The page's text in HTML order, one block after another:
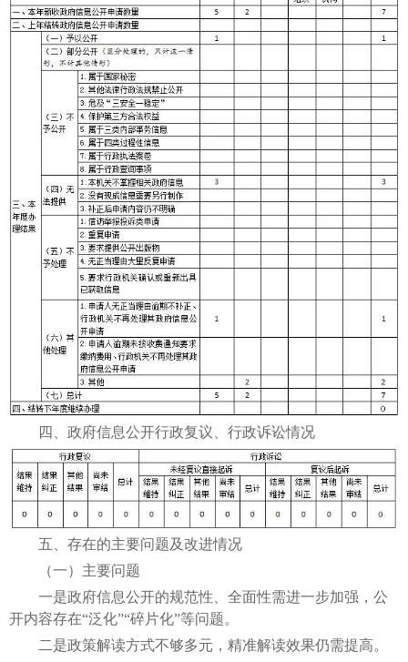
四、政府信息公开行政复议、行政诉讼情况
五、存在的主要问题及改进情况
（一）主要问题
一是政府信息公开的规范性、全面性需进一步加强，公
开内容存在“泛化”“碎片化”等问题。
二是政策解读方式不够多元，精准解读效果仍需提高。